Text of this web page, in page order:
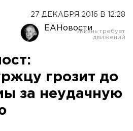
27 ДЕКАБРЯ 2016 В 12:28
ЕАНовости
грозит до
за неудачную